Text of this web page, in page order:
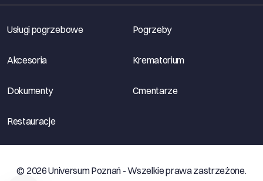
Usługi pogrzebowe Pogrzeby
Akcesoria Krematorium
Dokumenty Cmentarze
Restauracje
© 2026 Universum Poznań - Wszelkie prawa zastrzeżone.